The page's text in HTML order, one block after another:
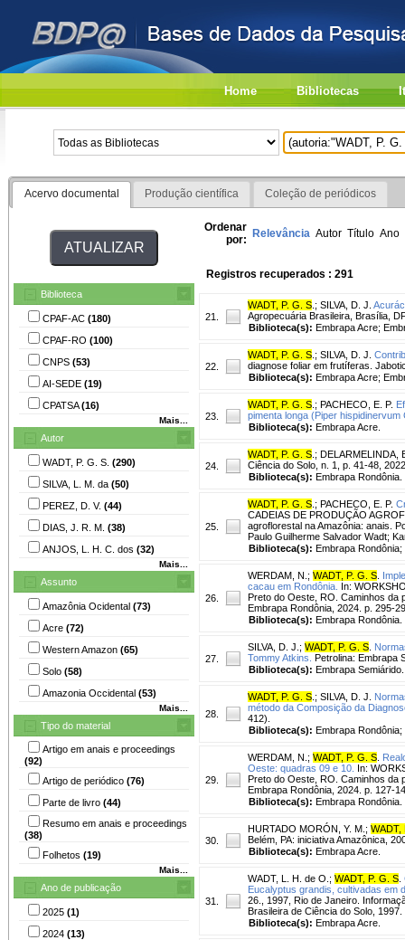
Home Bibliotecas
Acervo documental Produção científica Coleção de periódicos
Biblioteca
CPAF-AC (180)
CPAF-RO (100)
CNPS (53)
AI-SEDE (19)
CPATSA(16)
Mais...
Autor
WADT, P. G. S. (290)
SILVA, L. M. da (50)
PEREZ, D. V. (44)
DIAS, J. R. M. (38)
ANJOS, L. H. C. dos (32)
Mais...
Assunto
Amazônia Ocidental (73)
Acre (72)
Western Amazon (65)
Solo (58)
Amazonia Occidental (53)
Mais...
Tipo do material
Artigo em anais e proceedings
(92)
Artigo de periódico (76)
Parte de livro (44)
Resumo em anais e proceedings
(38)
Folhetos (19)
Mais...
Ano de publicação
2025 (1)
2024 (13)
Ordenar
por: Relevância Autor Título Ano
Registros recuperados : 291
21.
WADT, P. G. S ; SILVA, D. J.
Agropecuária Brasileira, Brasília,
Biblioteca(s): Embrapa Acre;
22.
WADT, P. G. S ; SILVA, D. J.
diagnose foliar em frutíferas.
Biblioteca(s): Embrapa Acre;
23.
WADT, P. G. S ; PACHECO, E. P.
pimenta longa (Piper hispidinervum
Biblioteca(s): Embrapa Acre.
24.
WADT, P. G. S ; DELARMELINDA,
Ciência do Solo, n. 1, p. 41-48,
Biblioteca(s): Embrapa Rondônia.
25.
WADT, P. G. S ; PACHECO, E. P.
CADEIAS DE PRODUÇÃO
agroflorestal na Amazônia: anais.
Paulo Guilherme Salvador Wadt;
Biblioteca(s): Embrapa
26.
WERDAM, N. ; WADT, P. G. S
cacau em Rondônia. In:
Preto do Oeste, RO. Caminhos da
Embrapa Rondônia, 2024. p. 295-
Biblioteca(s): Embrapa Rondônia.
27.
SILVA, D. J. ; WADT, P. G. S
Tommy Atkins. Petrolina: Embrapa
Biblioteca(s): Embrapa Semiárido.
28.
WADT, P. G. S ; SILVA, D. J.
método da Composição da
412).
Biblioteca(s): Embrapa
29.
WERDAM, N. ; WADT, P. G. S
Oeste: quadras 09 e 10. In:
Preto do Oeste, RO. Caminhos da
Embrapa Rondônia, 2024. p. 127-
Biblioteca(s): Embrapa Rondônia.
30.
HURTADO MORÓN, Y. M. ; WADT,
Belém, PA: iniciativa Amazônica,
Biblioteca(s): Embrapa Acre.
31.
WADT, L. H. de O. ; WADT, P. G. S
Eucalyptus grandis, cultivadas em
26., 1997, Rio de Janeiro.
Brasileira de Ciência do Solo,
Biblioteca(s): Embrapa Acre.